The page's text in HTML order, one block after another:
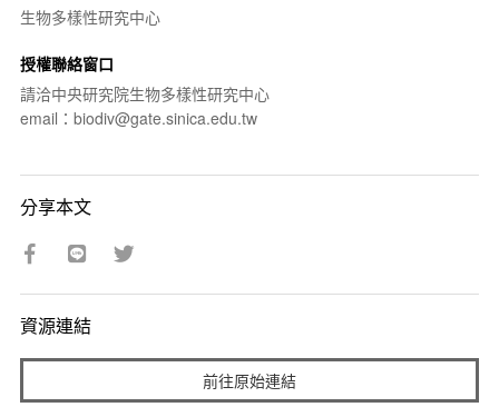
生物多樣性研究中心
授權聯絡窗口
請洽中央研究院生物多樣性研究中心
email：biodiv@gate.sinica.edu.tw
分享本文
資源連結
前往原始連結